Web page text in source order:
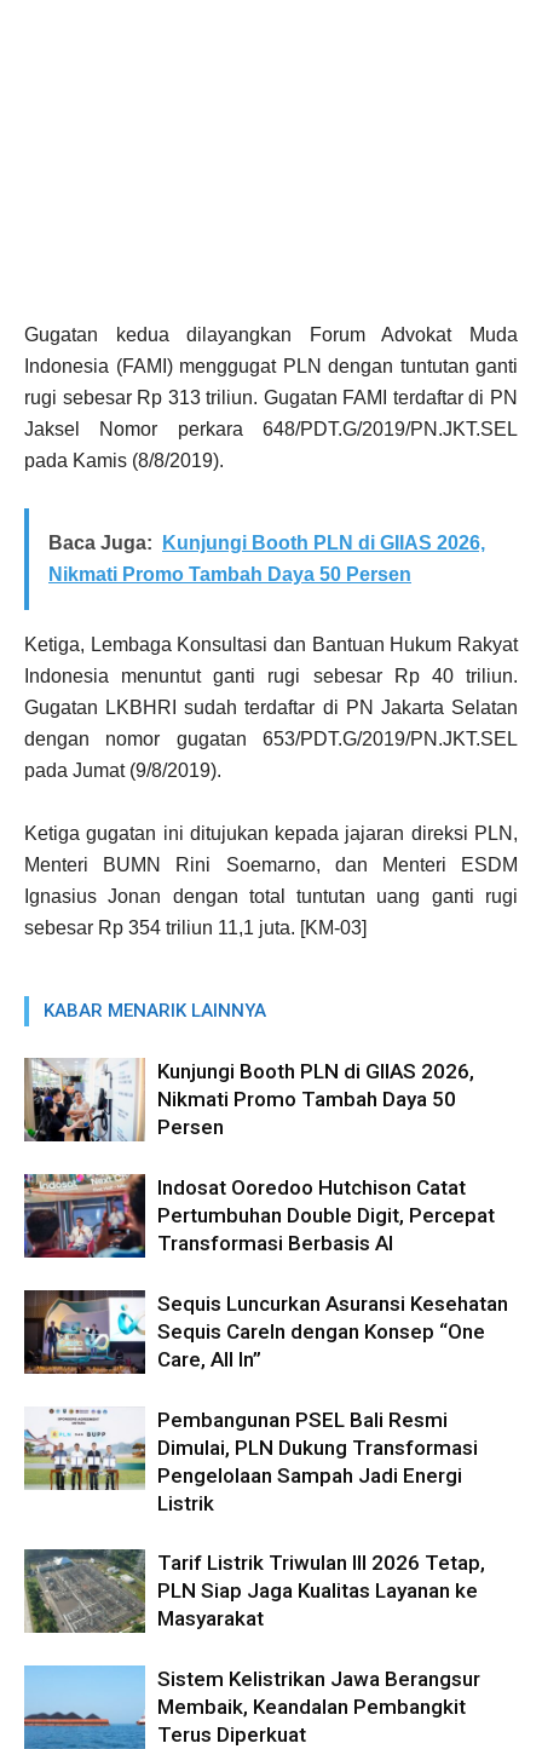
Gugatan kedua dilayangkan Forum Advokat Muda
Indonesia (FAMI) menggugat PLN dengan tuntutan ganti
rugi sebesar Rp 313 triliun. Gugatan FAMI terdaftar di PN
Jaksel Nomor perkara 648/PDT.G/2019/PN.JKT.SEL
pada Kamis (8/8/2019).
Baca Juga:
Kunjungi Booth PLN di GIIAS 2026,
Nikmati Promo Tambah Daya 50 Persen
Ketiga, Lembaga Konsultasi dan Bantuan Hukum Rakyat
Indonesia menuntut ganti rugi sebesar Rp 40 triliun.
Gugatan LKBHRI sudah terdaftar di PN Jakarta Selatan
dengan nomor gugatan 653/PDT.G/2019/PN.JKT.SEL
pada Jumat (9/8/2019).
Ketiga gugatan ini ditujukan kepada jajaran direksi PLN,
Menteri BUMN Rini Soemarno, dan Menteri ESDM
Ignasius Jonan dengan total tuntutan uang ganti rugi
sebesar Rp 354 triliun 11,1 juta. [KM-03]
KABAR MENARIK LAINNYA
Kunjungi Booth PLN di GIIAS 2026,
Nikmati Promo Tambah Daya 50
Persen
Indosat Ooredoo Hutchison Catat
Pertumbuhan Double Digit, Percepat
Transformasi Berbasis AI
Sequis Luncurkan Asuransi Kesehatan
Sequis CareIn dengan Konsep “One
Care, All In”
Pembangunan PSEL Bali Resmi
Dimulai, PLN Dukung Transformasi
Pengelolaan Sampah Jadi Energi
Listrik
Tarif Listrik Triwulan III 2026 Tetap,
PLN Siap Jaga Kualitas Layanan ke
Masyarakat
Sistem Kelistrikan Jawa Berangsur
Membaik, Keandalan Pembangkit
Terus Diperkuat